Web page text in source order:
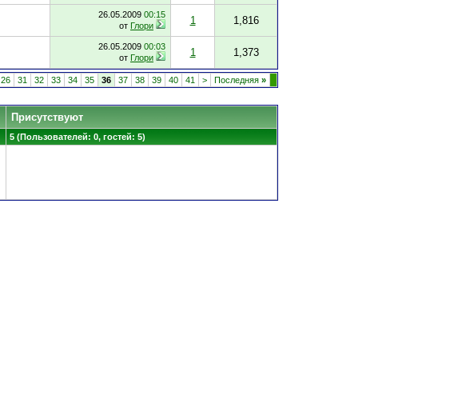
26.05.2009 00:15
от Глори 1 1,816
26.05.2009 00:03
от Глори 1 1,373
26 31 32 33 34 35 36 37 38 39 40 41 > Последняя »
Присутствуют
5 (Пользователей: 0, гостей: 5)